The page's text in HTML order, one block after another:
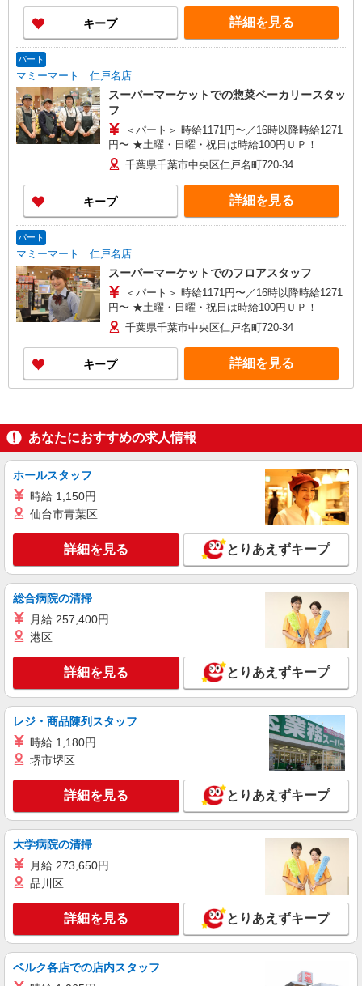
キープ 詳細を見る
パート
マミーマート 仁戸名店
スーパーマーケットでの惣菜ベーカリースタッ
フ
＜パート＞ 時給1171円〜／16時以降時給1271
円〜 ★土曜・日曜・祝日は時給100円ＵＰ！
千葉県千葉市中央区仁戸名町720-34
キープ 詳細を見る
パート
マミーマート 仁戸名店
スーパーマーケットでのフロアスタッフ
＜パート＞ 時給1171円〜／16時以降時給1271
円〜 ★土曜・日曜・祝日は時給100円ＵＰ！
千葉県千葉市中央区仁戸名町720-34
キープ 詳細を見る
あなたにおすすめの求人情報
ホールスタッフ
時給 1,150円
仙台市青葉区
詳細を見る とりあえずキープ
総合病院の清掃
月給 257,400円
港区
詳細を見る とりあえずキープ
レジ・商品陳列スタッフ
時給 1,180円
堺市堺区
詳細を見る とりあえずキープ
大学病院の清掃
月給 273,650円
品川区
詳細を見る とりあえずキープ
ベルク各店での店内スタッフ